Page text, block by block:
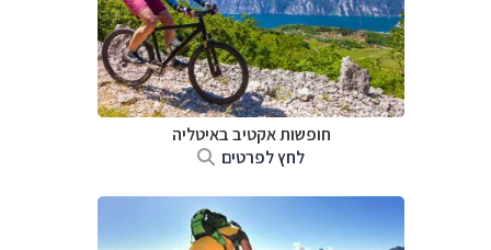
חופשות אקטיב באיטליה
לחץ לפרטים